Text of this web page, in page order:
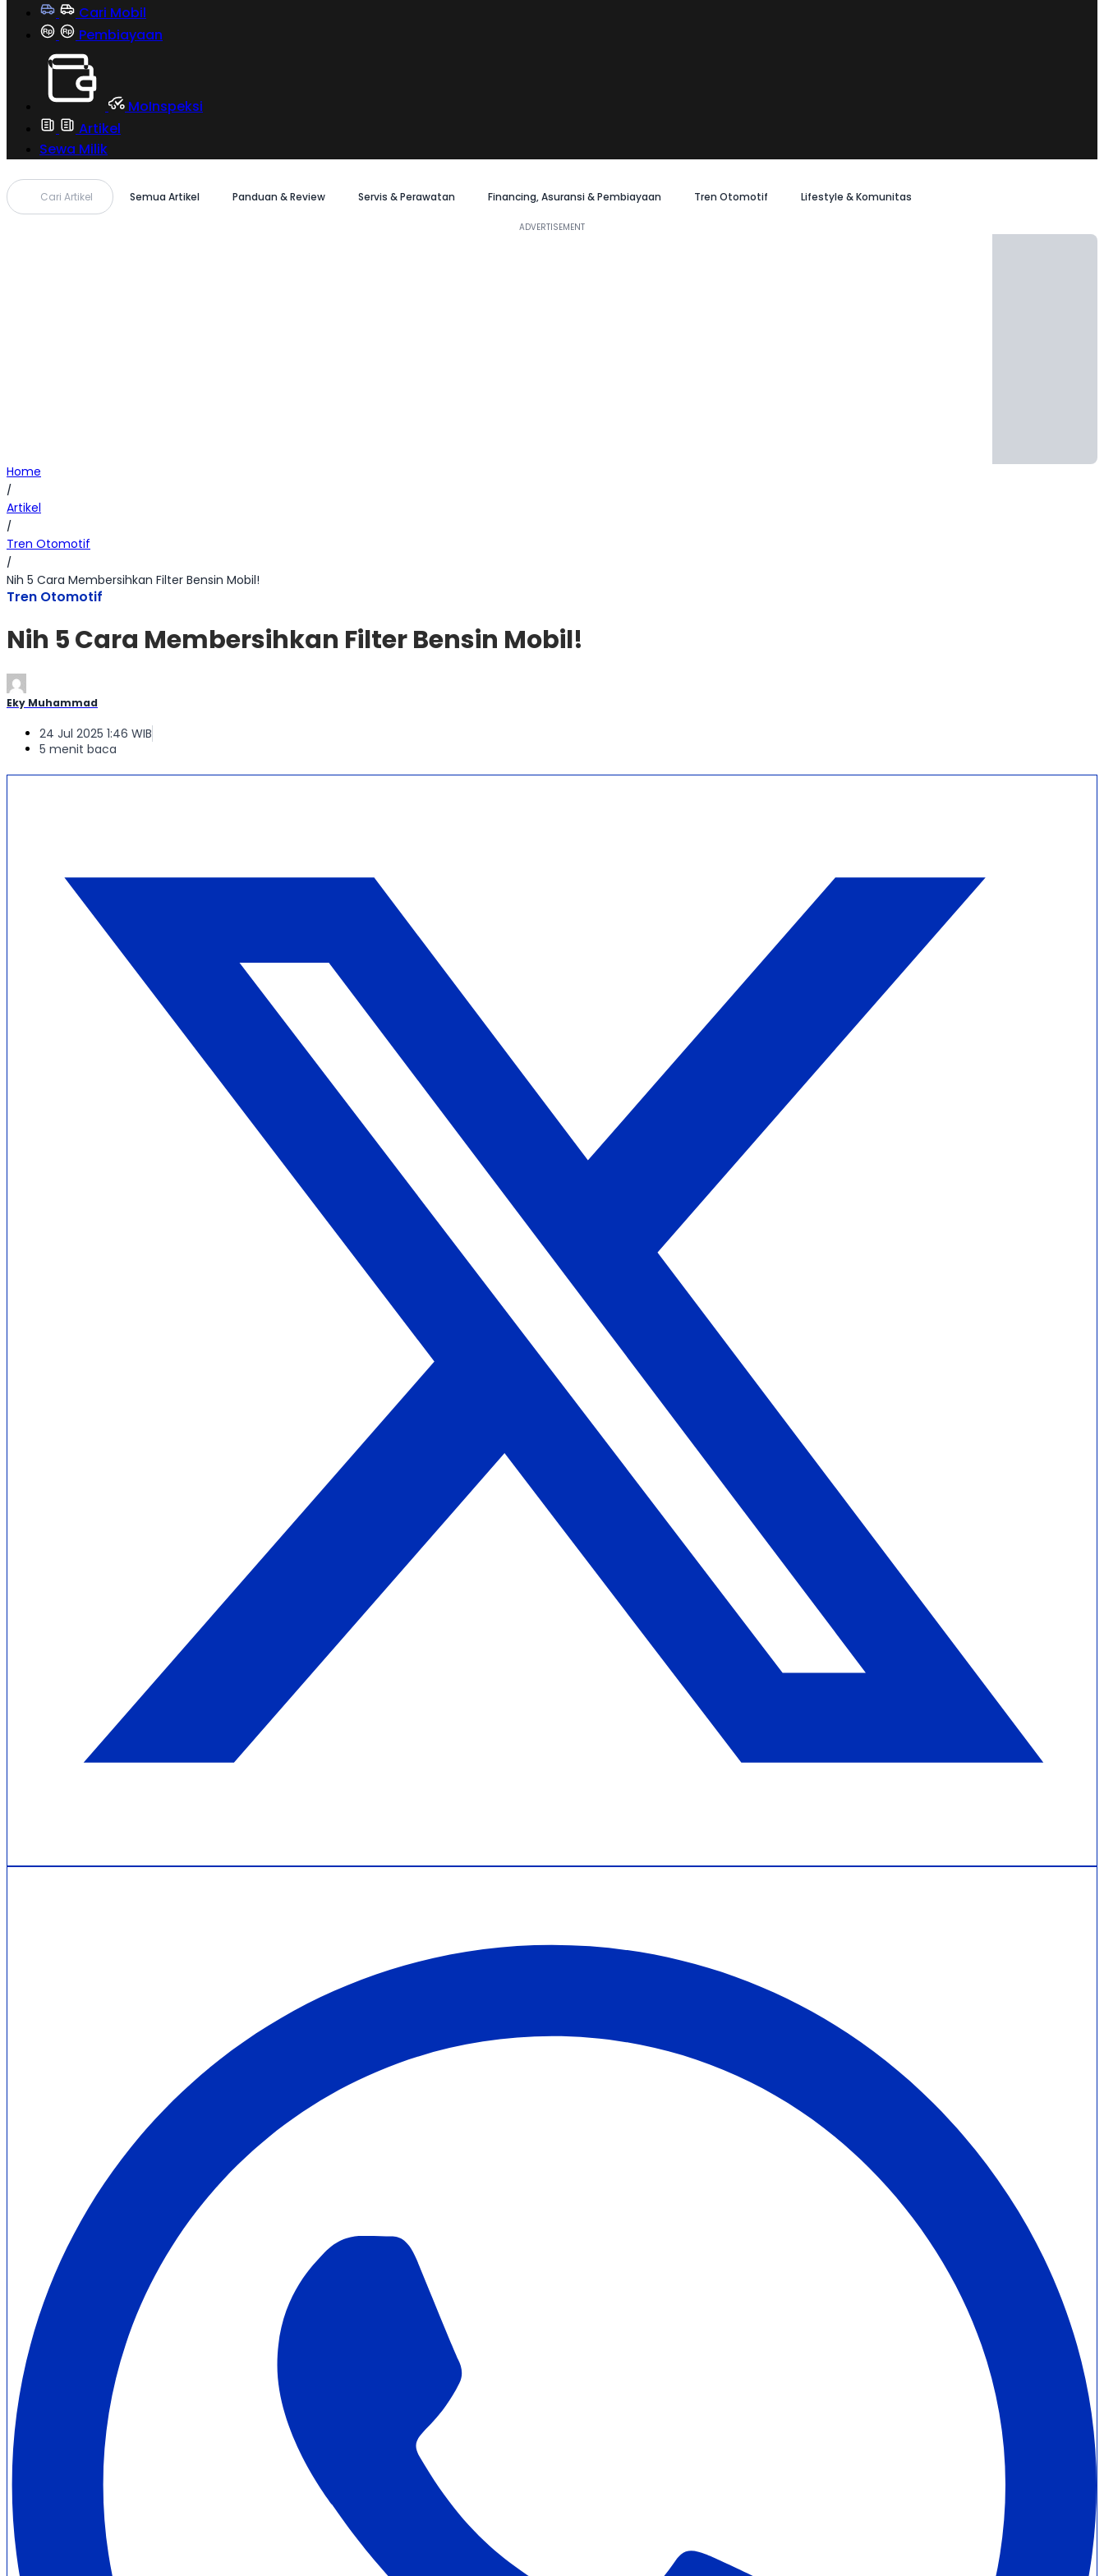
Cari Mobil
Pembiayaan
MoInspeksi
Artikel
Sewa Milik
Cari Artikel Semua Artikel Panduan & Review Servis & Perawatan Financing, Asuransi & Pembiayaan Tren Otomotif Lifestyle & Komunitas
Home
/
Artikel
/
Tren Otomotif
/
Nih 5 Cara Membersihkan Filter Bensin Mobil!
Tren Otomotif
Nih 5 Cara Membersihkan Filter Bensin Mobil!
Eky Muhammad
24 Jul 2025 1:46 WIB
5 menit baca